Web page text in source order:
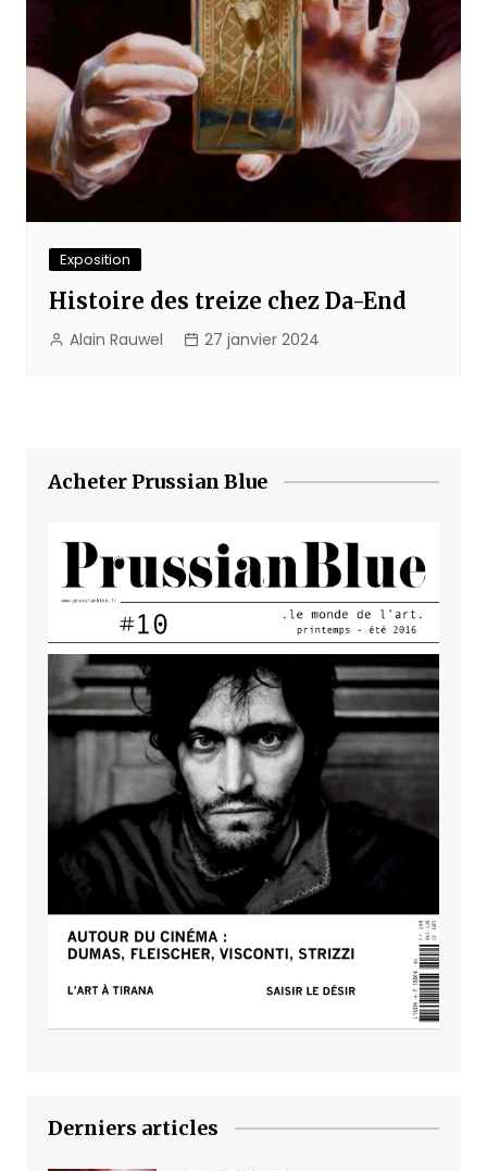
Exposition
Histoire des treize chez Da-End
Alain Rauwel 27 janvier 2024
Acheter Prussian Blue
Derniers articles